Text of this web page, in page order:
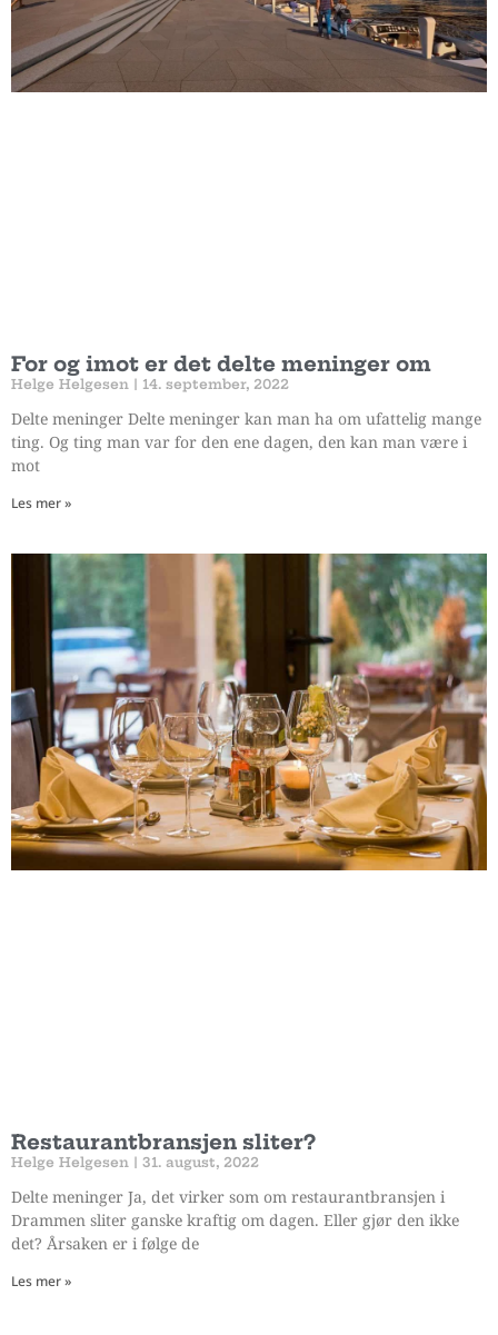
For og imot er det delte meninger om
Helge Helgesen 14. september, 2022
Delte meninger Delte meninger kan man ha om ufattelig mange
ting. Og ting man var for den ene dagen, den kan man være i
mot
Les mer »
Restaurantbransjen sliter?
Helge Helgesen 31. august, 2022
Delte meninger Ja, det virker som om restaurantbransjen i
Drammen sliter ganske kraftig om dagen. Eller gjør den ikke
det? Årsaken er i følge de
Les mer »